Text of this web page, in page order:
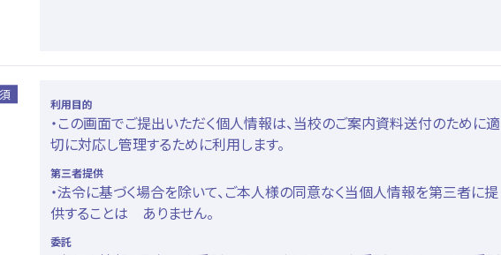
利用目的
・この画面でご提出いただく個人情報は、当校のご案内資料送付のために適
切に対応し管理するために利用します。
第三者提供
・法令に基づく場合を除いて、ご本人様の同意なく当個人情報を第三者に提
供することは ありません。
委託